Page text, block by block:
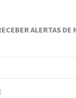
ALERTAS